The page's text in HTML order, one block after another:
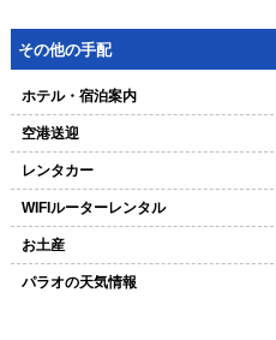
その他の手配
ホテル・宿泊案内
空港送迎
レンタカー
WIFIルーターレンタル
お土産
パラオの天気情報